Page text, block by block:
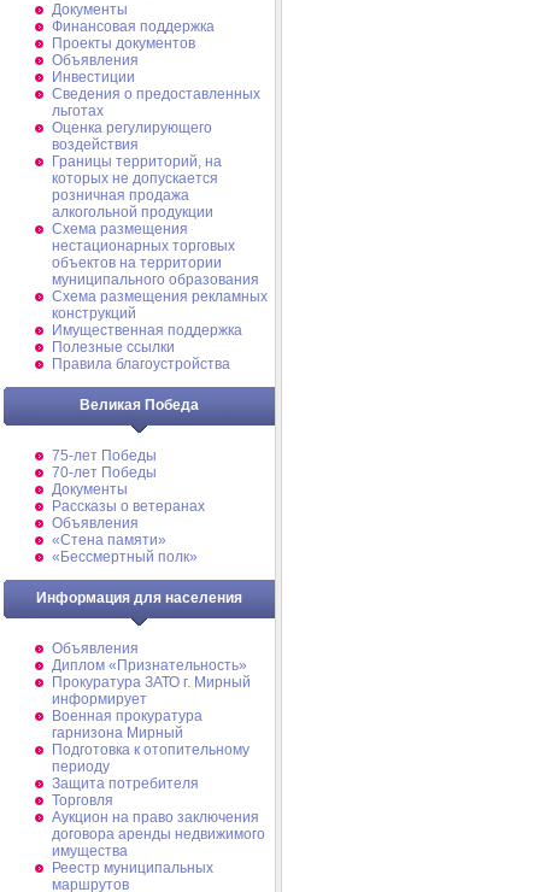
Документы
Финансовая поддержка
Проекты документов
Объявления
Инвестиции
Сведения о предоставленных
льготах
Оценка регулирующего
воздействия
Границы территорий, на
которых не допускается
розничная продажа
алкогольной продукции
Схема размещения
нестационарных торговых
объектов на территории
муниципального образования
Схема размещения рекламных
конструкций
Имущественная поддержка
Полезные ссылки
Правила благоустройства
Великая Победа
75-лет Победы
70-лет Победы
Документы
Рассказы о ветеранах
Объявления
«Стена памяти»
«Бессмертный полк»
Информация для населения
Объявления
Диплом «Признательность»
Прокуратура ЗАТО г. Мирный
информирует
Военная прокуратура
гарнизона Мирный
Подготовка к отопительному
периоду
Защита потребителя
Торговля
Аукцион на право заключения
договора аренды недвижимого
имущества
Реестр муниципальных
маршрутов